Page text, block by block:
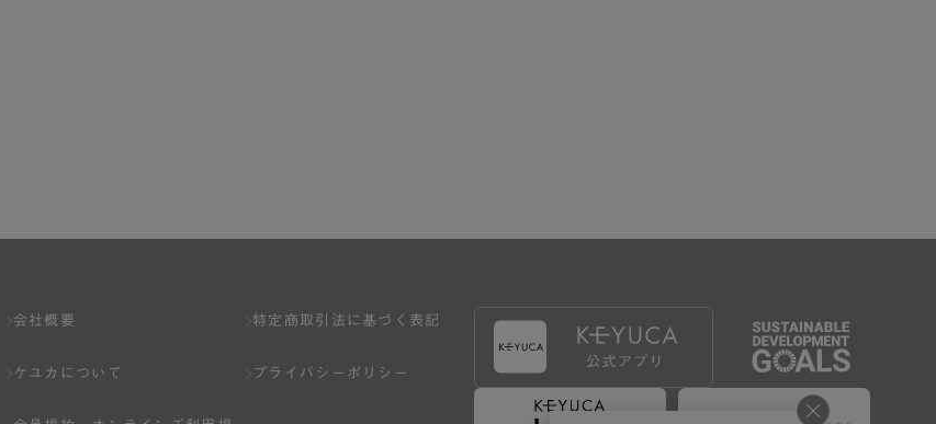
会社概要
ケユカについて
特定商取引法に基づく表記
プライバシーポリシー